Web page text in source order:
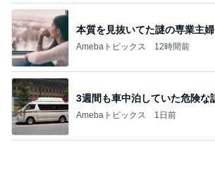
3週間も車中泊していた危険な訳
Amebaトピックス 1日前